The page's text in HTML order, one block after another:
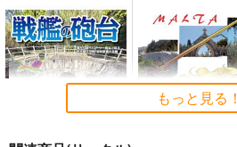
もっと見る！